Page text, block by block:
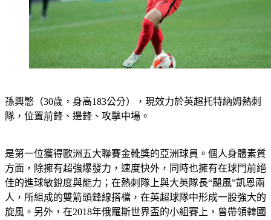
孫興慜 （30歲，身高183公分），現效力於英超托特納姆熱刺
隊，位置前鋒、邊鋒、攻擊中場。
是第一位獲得歐洲五大聯賽金靴獎的亞洲球員。個人身體素質
方面，除擁有超強爆發力，速度快外，同時也擁有在球門前絕
佳的進球敏銳度與能力；在熱刺隊上與大英隊長“颶風”凱恩兩
人，所組成的雙箭頭鋒線搭檔，在英超球隊中形成一股強大的
旋風。另外，在2018年俄羅斯世界盃的小組賽上，曾帶領韓國